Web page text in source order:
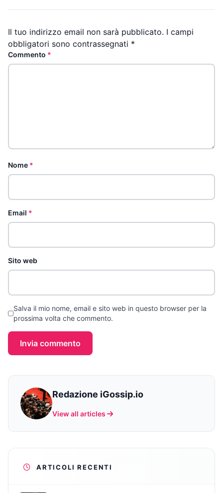
Il tuo indirizzo email non sarà pubblicato. I campi
obbligatori sono contrassegnati *
Commento *
Nome *
Email *
Sito web
Salva il mio nome, email e sito web in questo browser per la
prossima volta che commento.
Invia commento
Redazione iGossip.io
View all articles
ARTICOLI RECENTI